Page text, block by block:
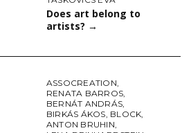
Does art belong to
artists? →
ASSOCREATION,
RENATA BARROS,
BERNÁT ANDRÁS,
BIRKÁS ÁKOS, BLOCK,
ANTON BRUHIN,